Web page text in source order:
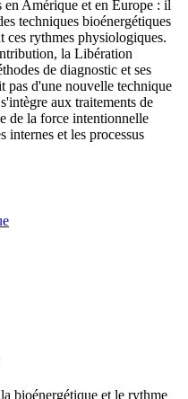
Amérique et en Europe : il
techniques bioénergétiques
ces rythmes physiologiques.
la Libération
de diagnostic et ses
pas d'une nouvelle technique
aux traitements de
de la force intentionnelle
internes et les processus
bioénergétique et le rythme